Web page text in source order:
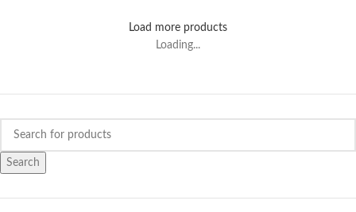
Search
Load more products
Loading...